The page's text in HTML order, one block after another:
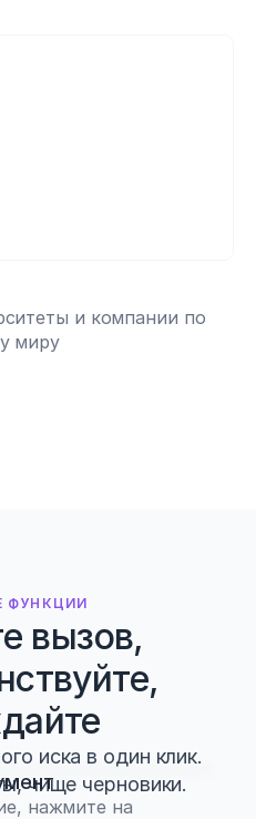
и компании по
миру
ФУНКЦИИ
вызов,
иска в один клик.
чище черновики.
нажмите на